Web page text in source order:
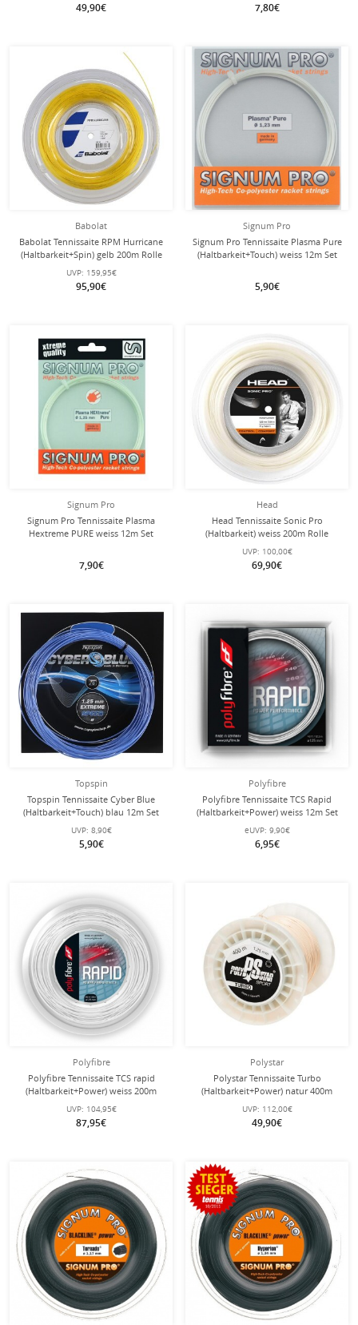
49,90€ 7,80€
Babolat
Babolat Tennissaite RPM Hurricane
(Haltbarkeit+Spin) gelb 200m Rolle
UVP: 159,95€
95,90€
Signum Pro
Signum Pro Tennissaite Plasma Pure
(Haltbarkeit+Touch) weiss 12m Set
5,90€
Signum Pro
Signum Pro Tennissaite Plasma
Hextreme PURE weiss 12m Set
7,90€
Head
Head Tennissaite Sonic Pro
(Haltbarkeit) weiss 200m Rolle
UVP: 100,00€
69,90€
Topspin
Topspin Tennissaite Cyber Blue
(Haltbarkeit+Touch) blau 12m Set
UVP: 8,90€
5,90€
Polyfibre
Polyfibre Tennissaite TCS Rapid
(Haltbarkeit+Power) weiss 12m Set
eUVP: 9,90€
6,95€
Polyfibre
Polyfibre Tennissaite TCS rapid
(Haltbarkeit+Power) weiss 200m
Rolle
UVP: 104,95€
87,95€
Polystar
Polystar Tennissaite Turbo
(Haltbarkeit+Power) natur 400m
Rolle
UVP: 112,00€
49,90€